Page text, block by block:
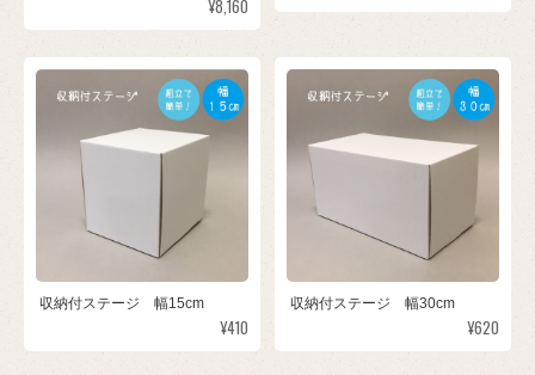
¥8,160
収納付ステージ 幅15cm
¥410
収納付ステージ 幅30cm
¥620